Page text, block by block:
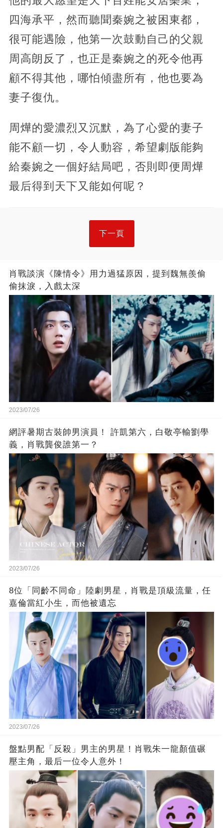
四海承平，然而聽聞秦婉之被困東都，
很可能遇險，他第一次鼓動自己的父親
周高朗反了，也正是秦婉之的死令他再
顧不得其他，哪怕傾盡所有，他也要為
妻子復仇。
周燁的愛濃烈又沉默，為了心愛的妻子
能不顧一切，令人動容，希望劇版能夠
給秦婉之一個好結局吧，否則即便周燁
最后得到天下又能如何呢？
下一頁
肖戰談演《陳情令》用力過猛原因，提到魏無羨偷
偷抹淚，入戲太深
2023/07/26
網評暑期古裝帥男演員！ 許凱第六，白敬亭輸劉學
義，肖戰龔俊誰第一？
2023/07/26
8位「同齡不同命」陸劇男星，肖戰是頂級流量，任
嘉倫當紅小生，而他被遺忘
2023/07/26
盤點男配「反殺」男主的男星！肖戰朱一龍顏值碾
壓主角，最后一位令人意外！